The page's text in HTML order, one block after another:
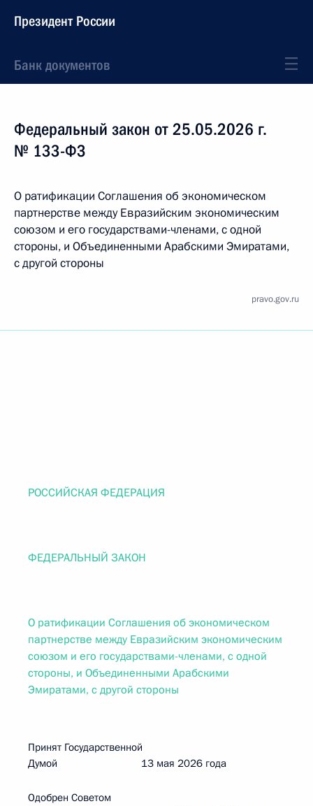
Президент России
Банк документов
Федеральный закон от 25.05.2026 г.
№ 133-ФЗ
О ратификации Соглашения об экономическом
партнерстве между Евразийским экономическим
союзом и его государствами-членами, с одной
стороны, и Объединенными Арабскими Эмиратами,
с другой стороны
pravo.gov.ru
РОССИЙСКАЯ ФЕДЕРАЦИЯ
ФЕДЕРАЛЬНЫЙ ЗАКОН
О ратификации Соглашения об экономическом
партнерстве между Евразийским экономическим
союзом и его государствами-членами, с одной
стороны, и Объединенными Арабскими
Эмиратами, с другой стороны
Принят Государственной
Думой 13 мая 2026 года
Одобрен Советом